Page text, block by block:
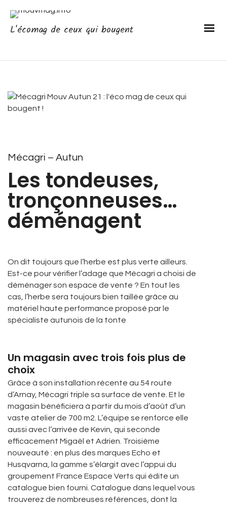
L'écomag de ceux qui bougent
Mécagri – Autun
Les tondeuses,
tronçonneuses…
déménagent
On dit toujours que l’herbe est plus verte ailleurs.
Est-ce pour vérifier l’adage que Mécagri a choisi de
déménager son espace de vente ? En tout les
cas, l’herbe sera toujours bien taillée grâce au
matériel haute performance proposé par le
spécialiste autunois de la tonte
Un magasin avec trois fois plus de
choix
Grâce à son installation récente au 54 route
d’Arnay, Mécagri triple sa surface de vente. Et le
magasin bénéficiera à partir du mois d’août d’un
vaste atelier de 700 m2. L’équipe se renforce elle
aussi avec l’arrivée de Kevin, qui seconde
efficacement Migaël et Adrien. Troisième
nouveauté : en plus des marques Echo et
Husqvarna, la gamme s’élargit avec l’appui du
groupement France Espace Verts qui édite un
catalogue bien fourni. Catalogue dans lequel vous
trouverez de nombreuses références, dont la